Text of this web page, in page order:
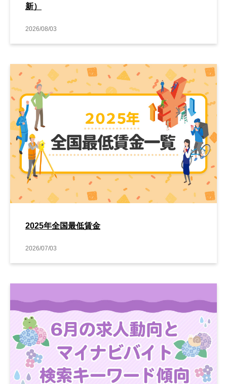
新）
2026/08/03
2025年全国最低賃金
2026/07/03